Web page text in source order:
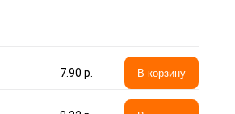
7.90 p. В корзину